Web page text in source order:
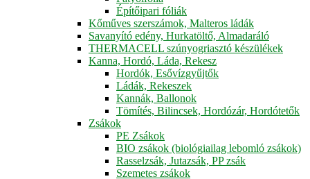
Építőipari fóliák
Kőműves szerszámok, Malteros ládák
Savanyító edény, Hurkatöltő, Almadaráló
THERMACELL szúnyogriasztó készülékek
Kanna, Hordó, Láda, Rekesz
Hordók, Esővízgyűjtők
Ládák, Rekeszek
Kannák, Ballonok
Tömítés, Bilincsek, Hordózár, Hordótetők
Zsákok
PE Zsákok
BIO zsákok (biológiailag lebomló zsákok)
Rasselzsák, Jutazsák, PP zsák
Szemetes zsákok